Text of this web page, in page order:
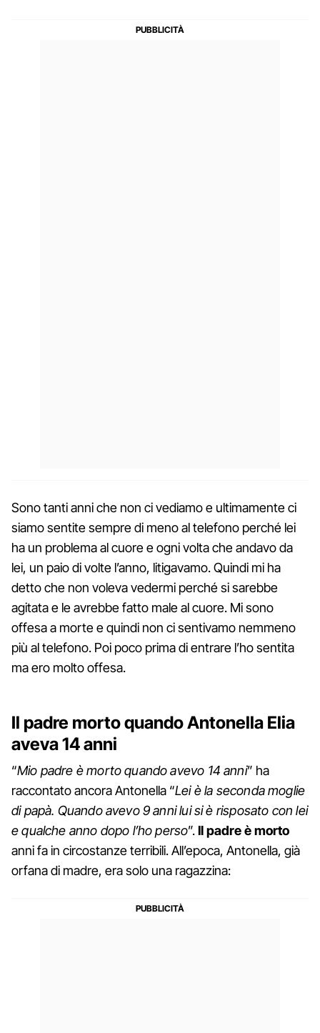
Sono tanti anni che non ci vediamo e ultimamente ci
siamo sentite sempre di meno al telefono perché lei
ha un problema al cuore e ogni volta che andavo da
lei, un paio di volte l’anno, litigavamo. Quindi mi ha
detto che non voleva vedermi perché si sarebbe
agitata e le avrebbe fatto male al cuore. Mi sono
offesa a morte e quindi non ci sentivamo nemmeno
più al telefono. Poi poco prima di entrare l’ho sentita
ma ero molto offesa.
Il padre morto quando Antonella Elia
aveva 14 anni
“Mio padre è morto quando avevo 14 anni” ha
raccontato ancora Antonella “Lei è la seconda moglie
di papà. Quando avevo 9 anni lui si è risposato con lei
e qualche anno dopo l’ho perso”.Il padre è morto
anni fa in circostanze terribili. All’epoca, Antonella, già
orfana di madre, era solo una ragazzina: